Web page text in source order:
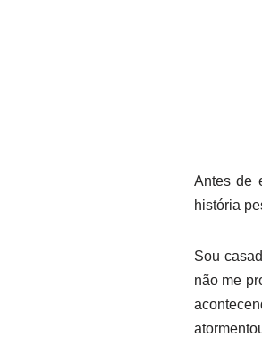
Antes de
história
Sou
não me